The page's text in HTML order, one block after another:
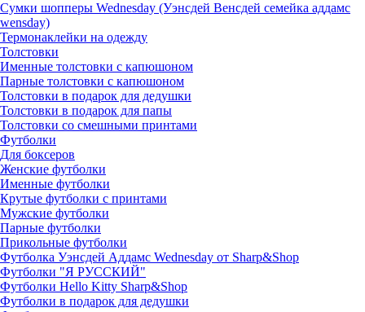
Сумки шопперы Wednesday (Уэнсдей Венсдей семейка аддамс
wensday)
Термонаклейки на одежду
Толстовки
Именные толстовки с капюшоном
Парные толстовки с капюшоном
Толстовки в подарок для дедушки
Толстовки в подарок для папы
Толстовки со смешными принтами
Футболки
Для боксеров
Женские футболки
Именные футболки
Крутые футболки с принтами
Мужские футболки
Парные футболки
Прикольные футболки
Футболка Уэнсдей Аддамс Wednesday от Sharp&Shop
Футболки "Я РУССКИЙ"
Футболки Hello Kitty Sharp&Shop
Футболки в подарок для дедушки